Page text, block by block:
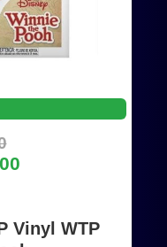
Vinyl WTP